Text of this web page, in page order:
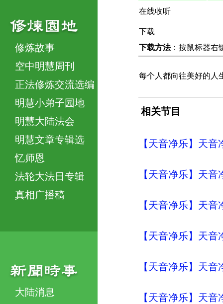
修炼故事
空中明慧周刊
正法修炼交流选编
明慧小弟子园地
明慧大陆法会
明慧文章专辑选
忆师恩
法轮大法日专辑
真相广播稿
大陆消息
在线收听
下载
下载方法：按鼠标器右
每个人都向往美好的人
相关节目
【天音净乐】天
【天音净乐】天
【天音净乐】天
【天音净乐】天
【天音净乐】天
【天音净乐】天